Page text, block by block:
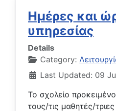
Ημέρες και
υπηρεσίας
Details
Category:
Last Updated: 09
Το σχολείο
τους/τις μαθητές/